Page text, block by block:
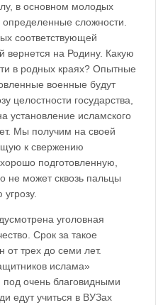
в основном молодых
сложности.
соответствующей
вернется на Родину. Какую
в родных краях? Опытные
военные будут
целостности государства,
установление исламского
Мы получим на своей
к свержению
подготовленную,
не может сквозь пальцы
уголовная
Срок за такое
от трех до семи лет.
ислама»
под очень благовидными
едут учиться в ВУЗах